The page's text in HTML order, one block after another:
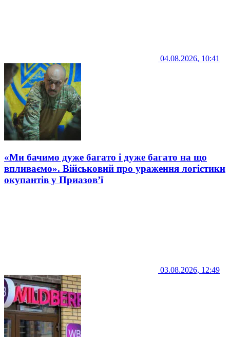
04.08.2026, 10:41
«Ми бачимо дуже багато і дуже багато на що
впливаємо». Військовий про ураження логістики
окупантів у Приазов’ї
03.08.2026, 12:49